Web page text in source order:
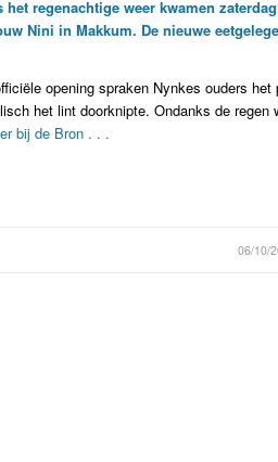
het regenachtige weer kwamen
Nini in Makkum. De nieuwe
opening spraken Nynkes ouders
het lint doorknipte. Ondanks de
bij de Bron . . .
06/10/
/